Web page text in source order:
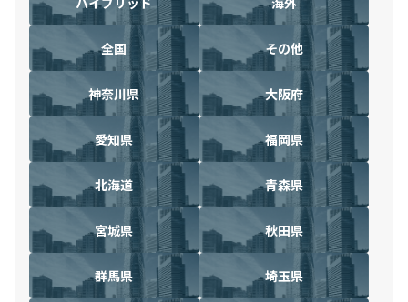
全国 その他
神奈川県 大阪府
愛知県 福岡県
北海道 青森県
宮城県 秋田県
群馬県 埼玉県